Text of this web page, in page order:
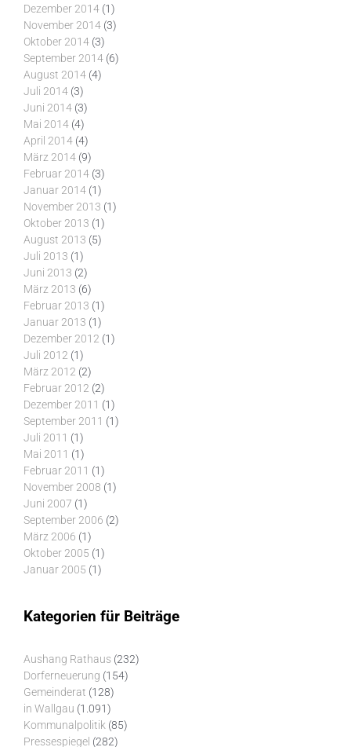
Dezember 2014 (1)
November 2014 (3)
Oktober 2014 (3)
September 2014 (6)
August 2014 (4)
Juli 2014 (3)
Juni 2014 (3)
Mai 2014 (4)
April 2014 (4)
März 2014 (9)
Februar 2014 (3)
Januar 2014 (1)
November 2013 (1)
Oktober 2013 (1)
August 2013 (5)
Juli 2013 (1)
Juni 2013 (2)
März 2013 (6)
Februar 2013 (1)
Januar 2013 (1)
Dezember 2012 (1)
Juli 2012 (1)
März 2012 (2)
Februar 2012 (2)
Dezember 2011 (1)
September 2011 (1)
Juli 2011 (1)
Mai 2011 (1)
Februar 2011 (1)
November 2008 (1)
Juni 2007 (1)
September 2006 (2)
März 2006 (1)
Oktober 2005 (1)
Januar 2005 (1)
Kategorien für Beiträge
Aushang Rathaus (232)
Dorferneuerung (154)
Gemeinderat (128)
in Wallgau (1.091)
Kommunalpolitik (85)
Pressespiegel (282)